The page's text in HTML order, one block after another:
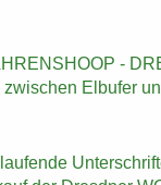
-
Elb­ufer